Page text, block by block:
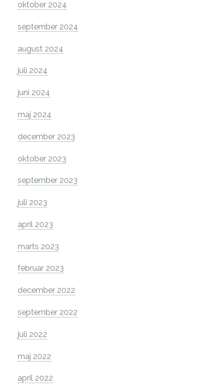
oktober 2024
september 2024
august 2024
juli 2024
juni 2024
maj 2024
december 2023
oktober 2023
september 2023
juli 2023
april 2023
marts 2023
februar 2023
december 2022
september 2022
juli 2022
maj 2022
april 2022